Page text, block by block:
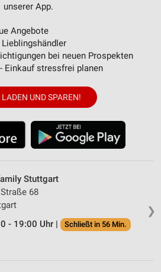
unserer App.
Angebote
bei neuen Prospekten
Einkauf stressfrei planen
UND SPAREN!
❯
Stuttgart
68
- 19:00 Uhr |
Schließt in 56 Min.